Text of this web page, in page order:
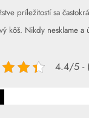
príležitostí sa
kôš. Nikdy nesklame
4.4/5 -